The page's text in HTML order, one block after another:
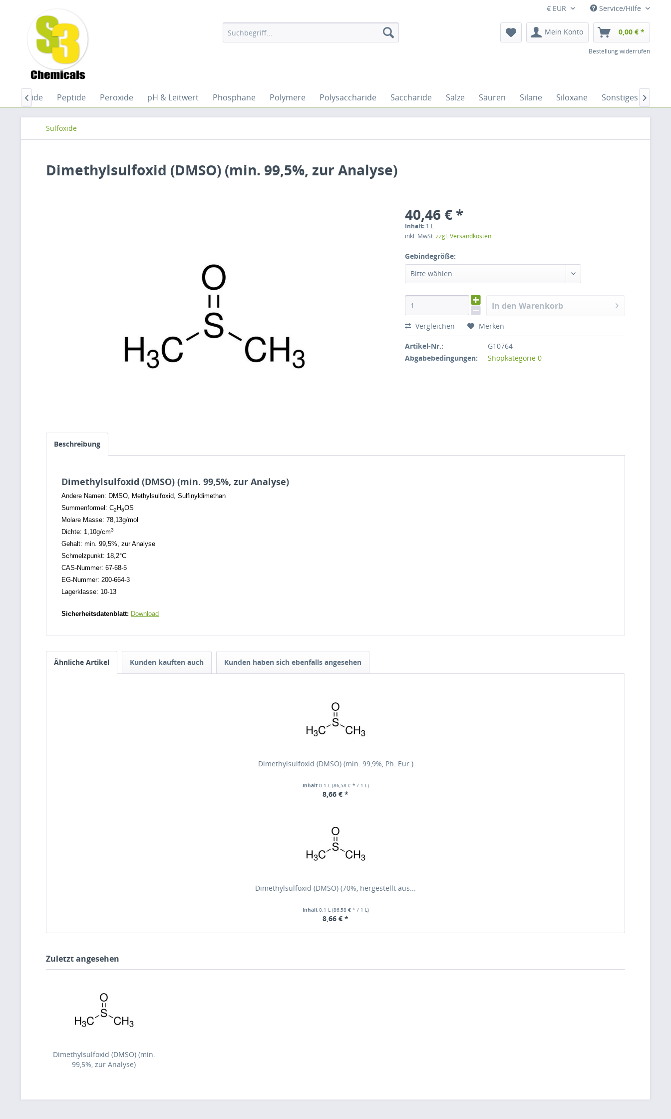
€ EUR Service/Hilfe
Mein Konto 0,00 € *
Bestellung widerrufen
Oxide Peptide Peroxide pH & Leitwert Phosphane Polymere Polysaccharide Saccharide Salze Säuren Silane Siloxane Sonstiges
 
Sulfoxide
Dimethylsulfoxid (DMSO) (min. 99,5%, zur Analyse)
40,46 € *
Inhalt: 1 L
inkl. MwSt.zzgl. Versandkosten
Gebindegröße:
Bitte wählen
In den Warenkorb
Vergleichen Merken
Artikel-Nr.:
G10764
Abgabebedingungen:
Shopkategorie 0
Beschreibung
Dimethylsulfoxid (DMSO) (min. 99,5%, zur Analyse)
Andere Namen: DMSO, Methylsulfoxid, Sulfinyldimethan
Summenformel: C2 H6OS
Molare Masse: 78,13g/mol
Dichte: 1,10g/cm3
Gehalt: min. 99,5%, zur Analyse
Schmelzpunkt: 18,2°C
CAS-Nummer: 67-68-5
EG-Nummer: 200-664-3
Lagerklasse: 10-13
Sicherheitsdatenblatt: Download
Ähnliche Artikel Kunden kauften auch Kunden haben sich ebenfalls angesehen
Dimethylsulfoxid (DMSO) (min. 99,9%, Ph. Eur.)
Inhalt 0.1 L (86,58 € * / 1 L)
8,66 € *
Dimethylsulfoxid (DMSO) (70%, hergestellt aus...
Inhalt 0.1 L (86,58 € * / 1 L)
8,66 € *
Zuletzt angesehen
Dimethylsulfoxid (DMSO) (min.
99,5%, zur Analyse)